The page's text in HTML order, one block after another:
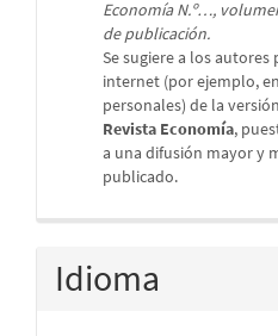
Economía N.º…,
de publicación.
Se sugiere a los
internet (por ejemplo,
personales) de la
Revista Economía,
a una difusión mayor y
publicado.
Idioma